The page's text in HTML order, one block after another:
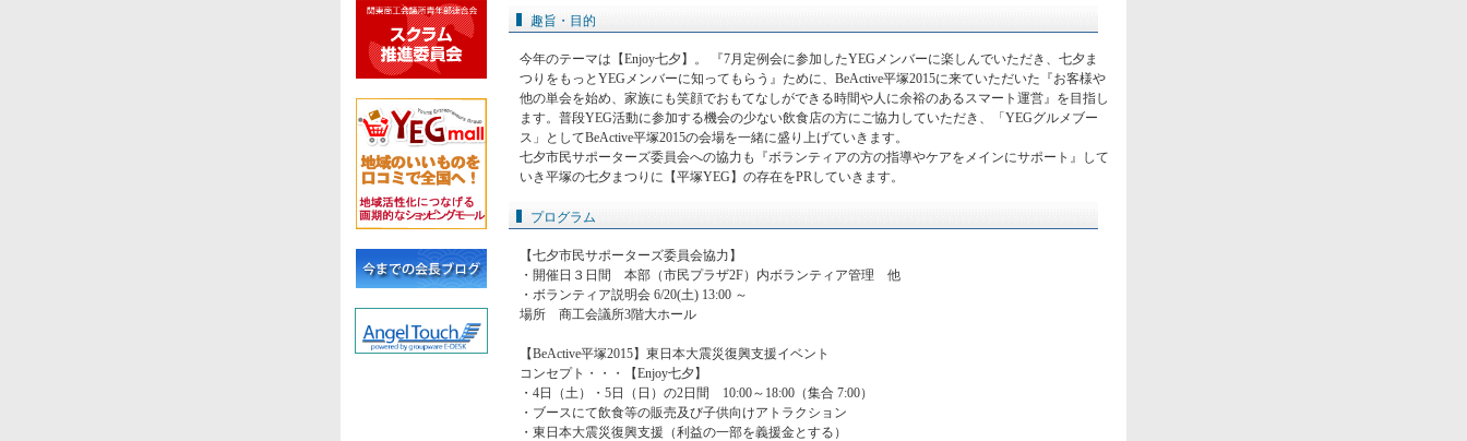
趣旨・目的
今年のテーマは【Enjoy七夕】。 『7月定例会に参加したYEGメンバーに楽しんでいただき、七夕ま
つりをもっとYEGメンバーに知ってもらう』ために、BeActive平塚2015に来ていただいた『お客様や
他の単会を始め、家族にも笑顔でおもてなしができる時間や人に余裕のあるスマート運営』を目指し
ます。普段YEG活動に参加する機会の少ない飲食店の方にご協力していただき、「YEGグルメブー
ス」としてBeActive平塚2015の会場を一緒に盛り上げていきます。
七夕市民サポーターズ委員会への協力も『ボランティアの方の指導やケアをメインにサポート』して
いき平塚の七夕まつりに【平塚YEG】の存在をPRしていきます。
プログラム
【七夕市民サポーターズ委員会協力】
・開催日３日間 本部（市民プラザ2F）内ボランティア管理 他
・ボランティア説明会 6/20(土) 13:00 ～
場所 商工会議所3階大ホール
【BeActive平塚2015】東日本大震災復興支援イベント
コンセプト・・・【Enjoy七夕】
・4日（土）・5日（日）の2日間 10:00～18:00（集合 7:00）
・ブースにて飲食等の販売及び子供向けアトラクション
・東日本大震災復興支援（利益の一部を義援金とする）